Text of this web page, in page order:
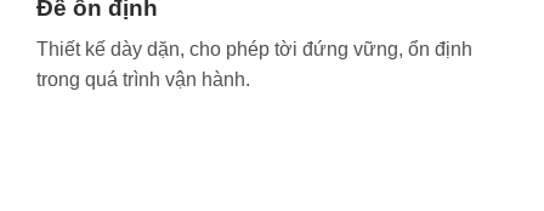
Đế ổn định
Thiết kế dày dặn, cho phép tời đứng vững, ổn định
trong quá trình vận hành.